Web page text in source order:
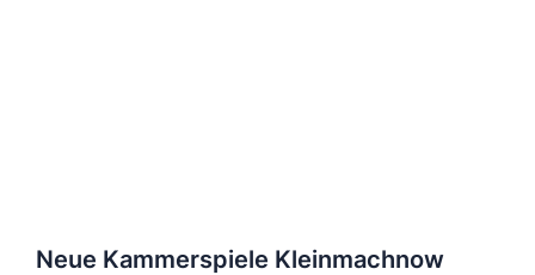
Neue Kammerspiele Kleinmachnow